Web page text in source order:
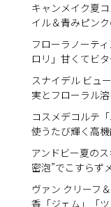
キャンメイク夏
イル＆青みピン
フローラノーテ
ロリ」甘くてビ
スナイデル ビュ
実とフローラル
コスメデコルテ
使うたび輝く高
アンドビー夏の
密泡”でこすらず
ヴァン クリーフ
香「ジェム」「